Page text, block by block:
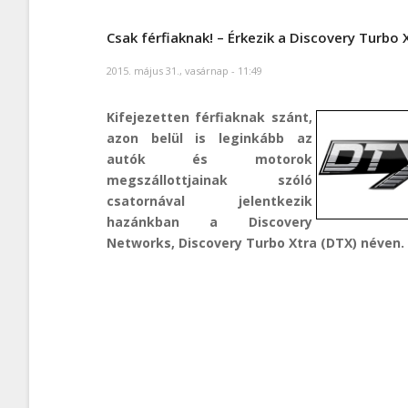
Csak férfiaknak! – Érkezik a Discovery Turbo
2015. május 31., vasárnap - 11:49
Kifejezetten férfiaknak szánt,
azon belül is leginkább az
autók és motorok
megszállottjainak szóló
csatornával jelentkezik
hazánkban a Discovery
Networks, Discovery Turbo Xtra (DTX) néven.